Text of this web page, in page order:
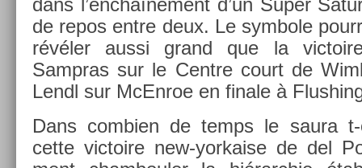
dans l’enchaî­ne­ment d’un Super
de repos entre deux. Le sym­bole
révéler aussi grand que la
Sampras sur le Centre court de
Lendl sur McEn­roe en fin­ale à
Dans com­bi­en de temps le saura
cette vic­toire new-yorkaise de del